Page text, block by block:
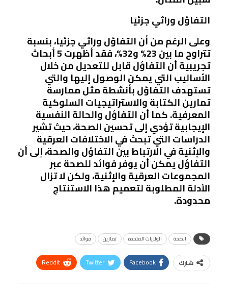
التفاؤل وراثي جزئيًا
وعلى الرغم من أن التفاؤل وراثي جزئيًا، بنسبة
تتراوح ما بين 23% و32%، فقد أظهرت 5 أبحاث
تجريبية أن التفاؤل قابل للتعديل من خلال
الأساليب التي يمكن الوصول إليها والتي
تستهدف التفاؤل بأنشطة مثل ممارسة
تمارين الكتابة والاستراتيجيات السلوكية
المعرفية. كما أن التفاؤل والحالة النفسية
الإيجابية تؤدي إلى تحسين الصحة، حيث تشير
الدراسات التي تبحث في الاختلافات العرقية
والإثنية في الارتباط بين التفاؤل والصحة، إلى أن
التفاؤل يمكن أن يوفر فوائد للصحة عبر
المجموعات العرقية والإثنية، ولكن لا تزال
الأدلة المطلوبة لتعميم هذا الاستنتاج
محدودة.
الصحة الولايات المتحدة تمارين فوائد
شارك Facebook
Twitter
ReddIt